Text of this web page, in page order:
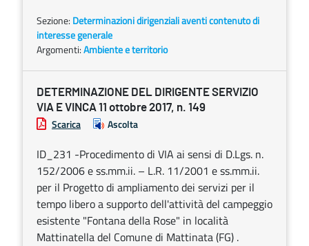
Sezione: Determinazioni dirigenziali aventi contenuto di
interesse generale
Argomenti:Ambiente e territorio
DETERMINAZIONE DEL DIRIGENTE SERVIZIO
VIA E VINCA 11 ottobre 2017, n. 149
Scarica Ascolta
ID_231 -Procedimento di VIA ai sensi di D.Lgs. n.
152/2006 e ss.mm.ii. – L.R. 11/2001 e ss.mm.ii.
per il Progetto di ampliamento dei servizi per il
tempo libero a supporto dell'attività del campeggio
esistente "Fontana della Rose" in località
Mattinatella del Comune di Mattinata (FG) .